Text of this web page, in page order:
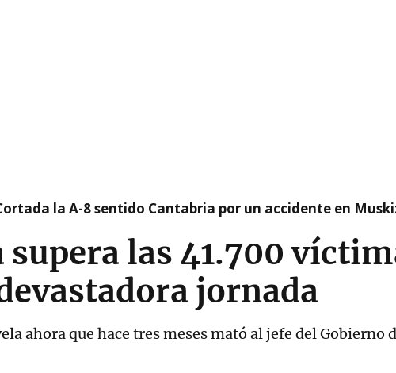
la A-8 sentido Cantabria por un accidente en
supera las 41.700
jornada
ahora que hace tres meses mató al jefe del Gobierno